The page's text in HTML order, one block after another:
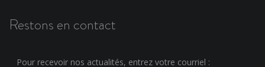
Restons en contact
Pour recevoir nos actualités, entrez votre courriel :